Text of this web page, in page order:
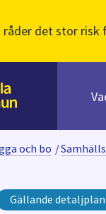
råder det stor risk
innehåll
När
börjar
skriva
och bo /
Gällande detaljplan